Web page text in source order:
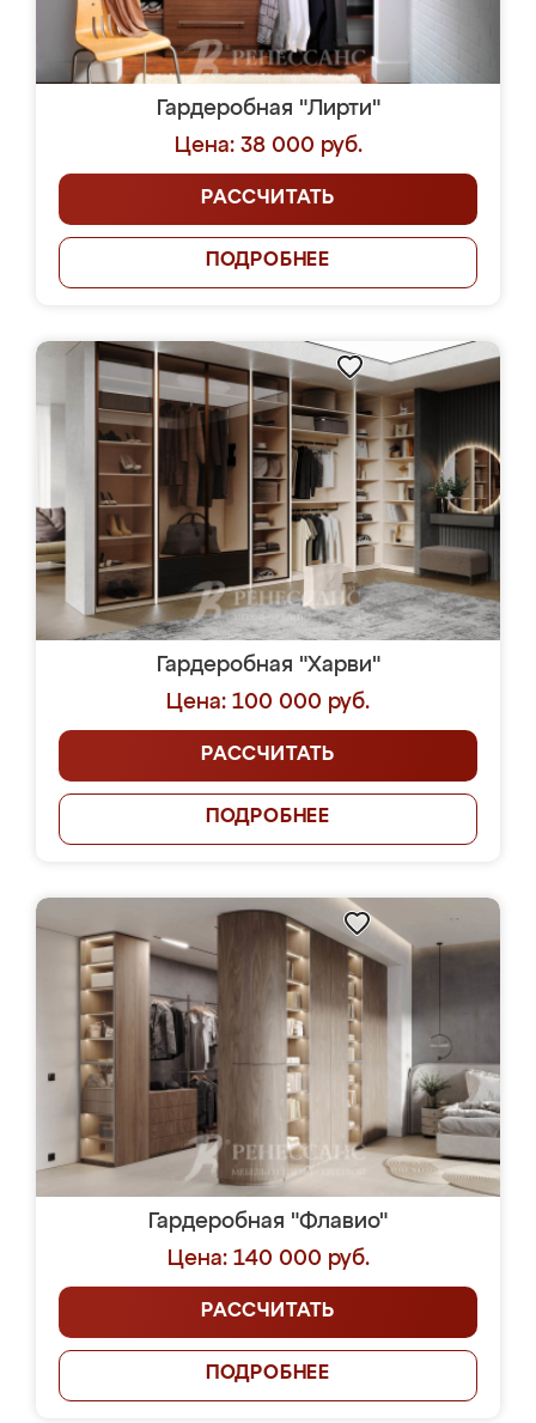
Гардеробная "Лирти"
Цена: 38 000 руб.
РАССЧИТАТЬ
ПОДРОБНЕЕ
Гардеробная "Харви"
Цена: 100 000 руб.
РАССЧИТАТЬ
ПОДРОБНЕЕ
Гардеробная "Флавио"
Цена: 140 000 руб.
РАССЧИТАТЬ
ПОДРОБНЕЕ